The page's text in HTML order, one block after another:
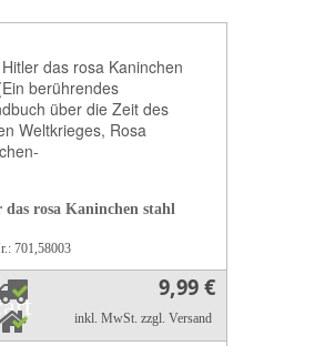
rosa Kaninchen stahl
701,58003
9,99 €
inkl. MwSt. zzgl. Versand